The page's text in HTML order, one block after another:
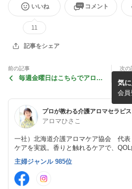
いいね
11
コメント
記事をシェア
前の記事
毎週金曜日はこちらでアロマ
次の
【
味を仕
道
アロマひさこ
一社）北海道介護アロマケア協会 代
ケアを実践。香りと触れるケアで、QOL
う。現場での実践経験をもとに、介護ア
ェスティンルスツ サロン アヴェララ
酵食教室主宰
気
会員
主婦ジャンル 985位